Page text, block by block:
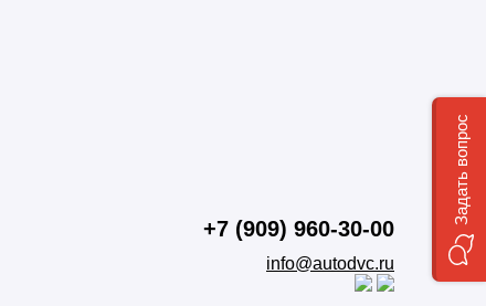
+7 (909) 960-30-00
info@autodvc.ru
Задать вопрос